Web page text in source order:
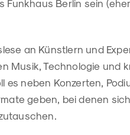
Funkhaus Berlin sein
an Künstlern und
Musik, Technologie und
neben Konzerten,
geben, bei denen